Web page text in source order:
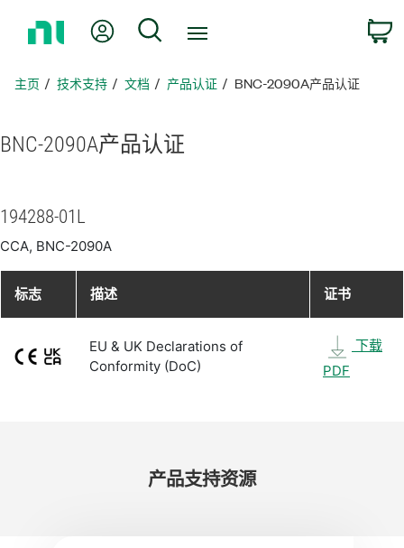
页
我的账户 搜索
主页 技术支持 文档 产品认证 BNC-2090A产品认证
BNC-2090A产品认证
194288-01L
CCA, BNC-2090A
标志 描述 证书
EU & UK Declarations of
Conformity (DoC)
下载
PDF
产品​支持​资源